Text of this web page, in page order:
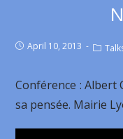
April 10, 2013
Conférence : Albert
sa pensée. Mairie